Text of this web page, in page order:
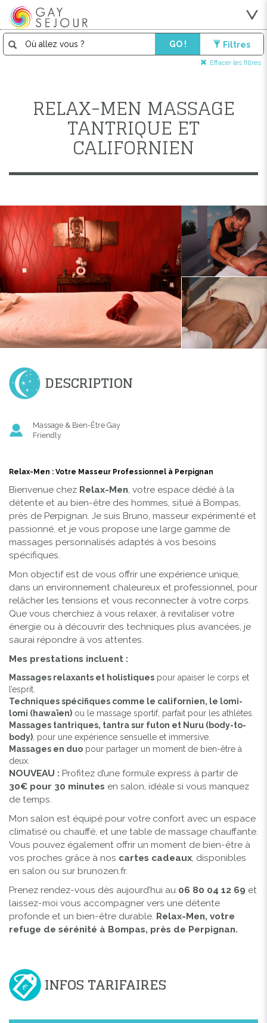
GO ! Filtres
Effacer les filtres
RELAX-MEN MASSAGE
TANTRIQUE ET
CALIFORNIEN
DESCRIPTION
Massage & Bien-Être Gay
Friendly
Relax-Men : Votre Masseur Professionnel à Perpignan
Bienvenue chez Relax-Men, votre espace dédié à la
détente et au bien-être des hommes, situé à Bompas,
près de Perpignan. Je suis Bruno, masseur expérimenté et
passionné, et je vous propose une large gamme de
massages personnalisés adaptés à vos besoins
spécifiques.
Mon objectif est de vous offrir une expérience unique,
dans un environnement chaleureux et professionnel, pour
relâcher les tensions et vous reconnecter à votre corps.
Que vous cherchiez à vous relaxer, à revitaliser votre
énergie ou à découvrir des techniques plus avancées, je
saurai répondre à vos attentes.
Mes prestations incluent :
Massages relaxants et holistiques pour apaiser le corps et
l’esprit.
Techniques spécifiques comme le californien, le lomi-
lomi (hawaïen) ou le massage sportif, parfait pour les athlètes.
Massages tantriques, tantra sur futon et Nuru (body-to-
body) , pour une expérience sensuelle et immersive.
Massages en duo pour partager un moment de bien-être à
deux.
NOUVEAU : Profitez d’une formule express à partir de
30€ pour 30 minutes en salon, idéale si vous manquez
de temps.
Mon salon est équipé pour votre confort avec un espace
climatisé ou chauffé, et une table de massage chauffante.
Vous pouvez également offrir un moment de bien-être à
vos proches grâce à nos cartes cadeaux, disponibles
en salon ou sur brunozen.fr.
Prenez rendez-vous dès aujourd’hui au 06 80 04 12 69 et
laissez-moi vous accompagner vers une détente
profonde et un bien-être durable. Relax-Men, votre
refuge de sérénité à Bompas, près de Perpignan.
INFOS TARIFAIRES